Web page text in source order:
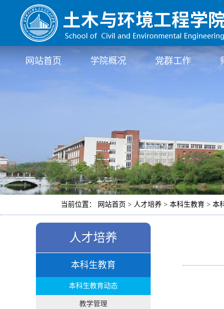
网站首页 学院概况 党群工作
当前位置： 网站首页 > 人才培养 > 本科生教育 > 本
人才培养
本科生教育
本科生教育动态
教学管理